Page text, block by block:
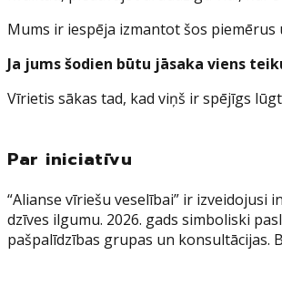
Mums ir iespēja izmantot šos
Ja jums šodien būtu jāsaka viens
Vīrietis sākas tad, kad viņš ir spējīgs
Par iniciatīvu
“Alianse vīriešu veselībai” ir
dzīves ilgumu. 2026. gads simboliski
pašpalīdzības grupas un konsultācijas.